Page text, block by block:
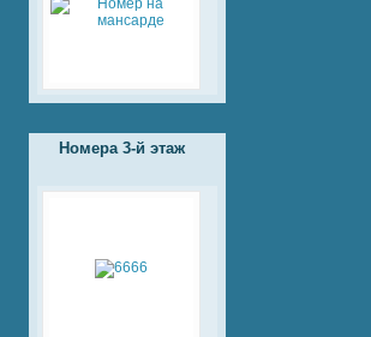
Номера 3-й этаж